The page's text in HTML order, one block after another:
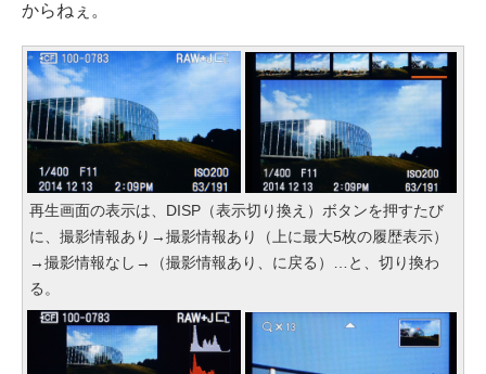
からねぇ。
再生画面の表示は、DISP（表示切り換え）ボタンを押すたび
に、撮影情報あり→撮影情報あり（上に最大5枚の履歴表示）
→撮影情報なし→（撮影情報あり、に戻る）…と、切り換わ
る。